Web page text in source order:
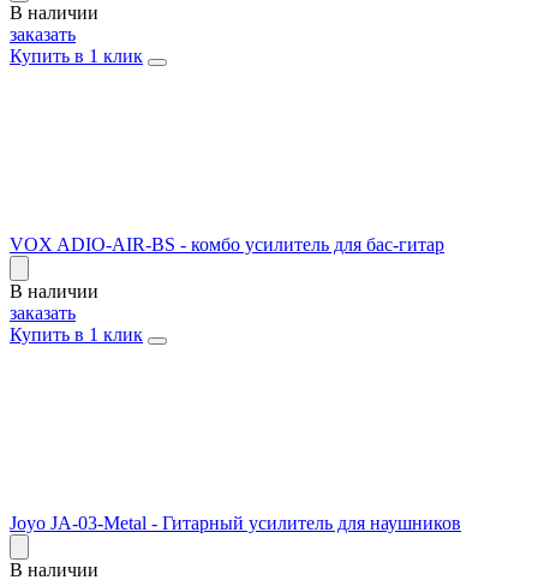
В наличии
заказать
Купить в 1 клик
VOX ADIO-AIR-BS - комбо усилитель для бас-гитар
В наличии
заказать
Купить в 1 клик
Joyo JA-03-Metal - Гитарный усилитель для наушников
В наличии